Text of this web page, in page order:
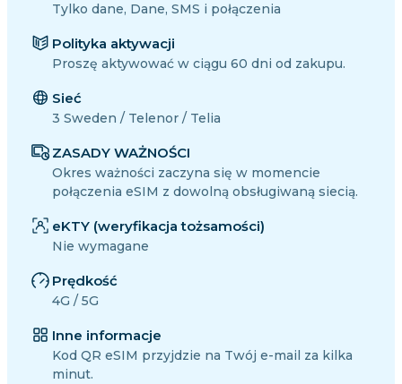
Tylko dane, Dane, SMS i połączenia
Polityka aktywacji
Proszę aktywować w ciągu 60 dni od zakupu.
Sieć
3 Sweden / Telenor / Telia
ZASADY WAŻNOŚCI
Okres ważności zaczyna się w momencie
połączenia eSIM z dowolną obsługiwaną siecią.
eKTY (weryfikacja tożsamości)
Nie wymagane
Prędkość
4G / 5G
Inne informacje
Kod QR eSIM przyjdzie na Twój e-mail za kilka
minut.